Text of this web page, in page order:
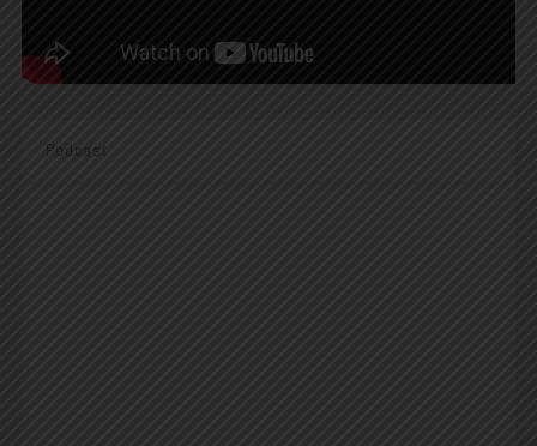
Podcast